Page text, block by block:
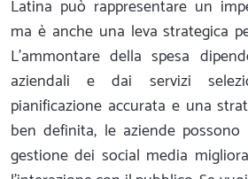
Latina può rappresentare un
ma è anche una leva strategica
L’ammontare della spesa
aziendali e dai servizi
pianificazione accurata e una
ben definita, le aziende possono
gestione dei social media